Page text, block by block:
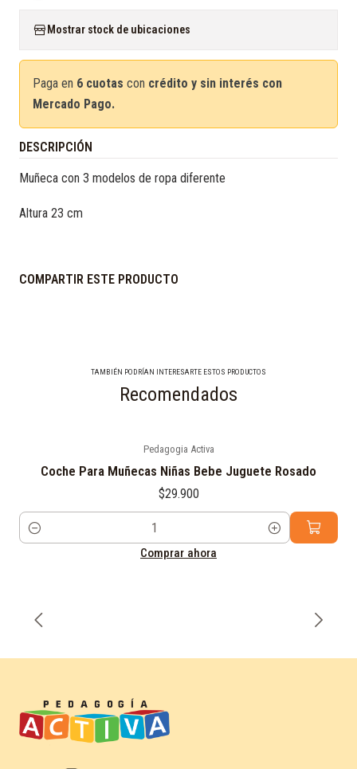
Mostrar stock de ubicaciones
Paga en 6 cuotas con crédito y sin interés con
Mercado Pago.
DESCRIPCIÓN
Muñeca con 3 modelos de ropa diferente
Altura 23 cm
COMPARTIR ESTE PRODUCTO
TAMBIÉN PODRÍAN INTERESARTE ESTOS PRODUCTOS
Recomendados
Pedagogia Activa
Coche Para Muñecas Niñas Bebe Juguete Rosado
$29.900
Cantidad
Comprar ahora